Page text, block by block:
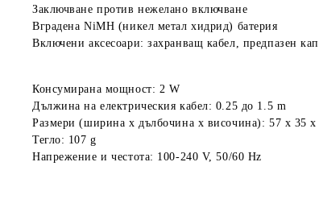
Заключване против нежелано включване
Вградена NiMH (никел метал хидрид) батерия
Включени аксесоари: захранващ кабел, предпазен
Консумирана мощност: 2 W
Дължина на електрическия кабел: 0.25 до 1.5 m
Размери (ширина х дълбочина х височина): 57 x 35 x
Тегло: 107 g
Напрежение и честота: 100-240 V, 50/60 Hz